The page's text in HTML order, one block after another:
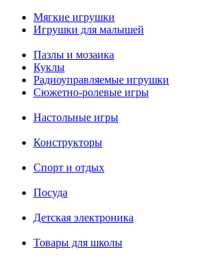
Мягкие игрушки
Игрушки для малышей
Пазлы и мозаика
Куклы
Радиоуправляемые игрушки
Сюжетно-ролевые игры
Настольные игры
Конструкторы
Спорт и отдых
Посуда
Детская электроника
Товары для школы